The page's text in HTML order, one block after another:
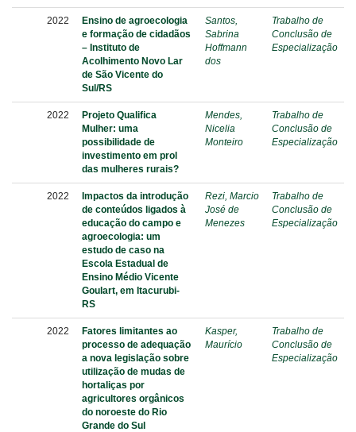
2022
Ensino de agroecologia
e formação de cidadãos
– Instituto de
Acolhimento Novo Lar
de São Vicente do
Sul/RS
Santos,
Sabrina
Hoffmann
dos
Trabalho de
Conclusão de
Especialização
2022
Projeto Qualifica
Mulher: uma
possibilidade de
investimento em prol
das mulheres rurais?
Mendes,
Nicelia
Monteiro
Trabalho de
Conclusão de
Especialização
2022
Impactos da introdução
de conteúdos ligados à
educação do campo e
agroecologia: um
estudo de caso na
Escola Estadual de
Ensino Médio Vicente
Goulart, em Itacurubi-
RS
Rezi, Marcio
José de
Menezes
Trabalho de
Conclusão de
Especialização
2022
Fatores limitantes ao
processo de adequação
a nova legislação sobre
utilização de mudas de
hortaliças por
agricultores orgânicos
do noroeste do Rio
Grande do Sul
Kasper,
Maurício
Trabalho de
Conclusão de
Especialização